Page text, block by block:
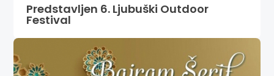
Predstavljen 6. Ljubuški Outdoor
Festival